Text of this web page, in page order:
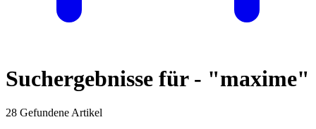
Suchergebnisse für - "maxime"
28 Gefundene Artikel